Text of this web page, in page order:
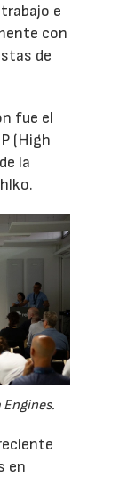
e
con
de
fue el
(High
la
en